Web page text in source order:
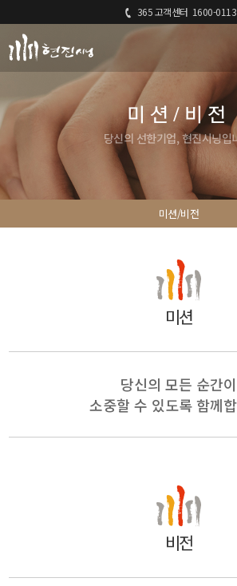
365 고객센터 1600-0113
미션/비전
당신의 선한기업, 현진시닝입
미션/비전
미션
당신의 모든 순간이
소중할 수 있도록 함께
비전